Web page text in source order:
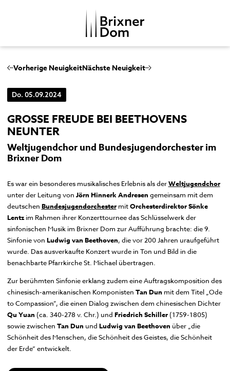
DEIT
DOMKAPITEL
DOMMUSIK
Domchor
Musikgeschichte
Domkapitelhaus
Johanneskapelle
Frauenkirche
Domplatz
Pfarrkirche und Alter Friedhof
GESCHICHTE
Termine Neuigkeiten
Vorherige NeuigkeitNächste Neuigkeit
Do. 05.09.2024
GROSSE FREUDE BEI BEETHOVENS N
EUNTER
Weltjugendchor und Bundesjugendorchester im
Brixner Dom
Es war ein besonderes musikalisches Erlebnis als derWeltjugendchor
unter der Leitung von Jörn Hinnerk Andresen gemeinsam mit dem
deutschen BundesjugendorchestermitOrchesterdirektor Sönke
Lentzim Rahmen ihrer Konzerttournee das Schlüsselwerk der
sinfonischen Musik im Brixner Dom zur Aufführung brachte: die 9.
Sinfonie von Ludwig van Beethoven, die vor 200 Jahren uraufgeführt
wurde. Das ausverkaufte Konzert wurde in Ton und Bild in die
benachbarte Pfarrkirche St. Michael übertragen.
Zur berühmten Sinfonie erklang zudem eine Auftragskomposition des
chinesisch-amerikanischen Komponisten Tan Dun mit dem Titel „Ode
to Compassion”, die einen Dialog zwischen dem chinesischen Dichter
Qu Yuan (ca. 340-278 v. Chr.) und Friedrich Schiller (1759-1805)
sowie zwischen Tan Dun und Ludwig van Beethoven über „die
Schönheit des Menschen, die Schönheit des Geistes, die Schönheit
der Erde“ entwickelt.